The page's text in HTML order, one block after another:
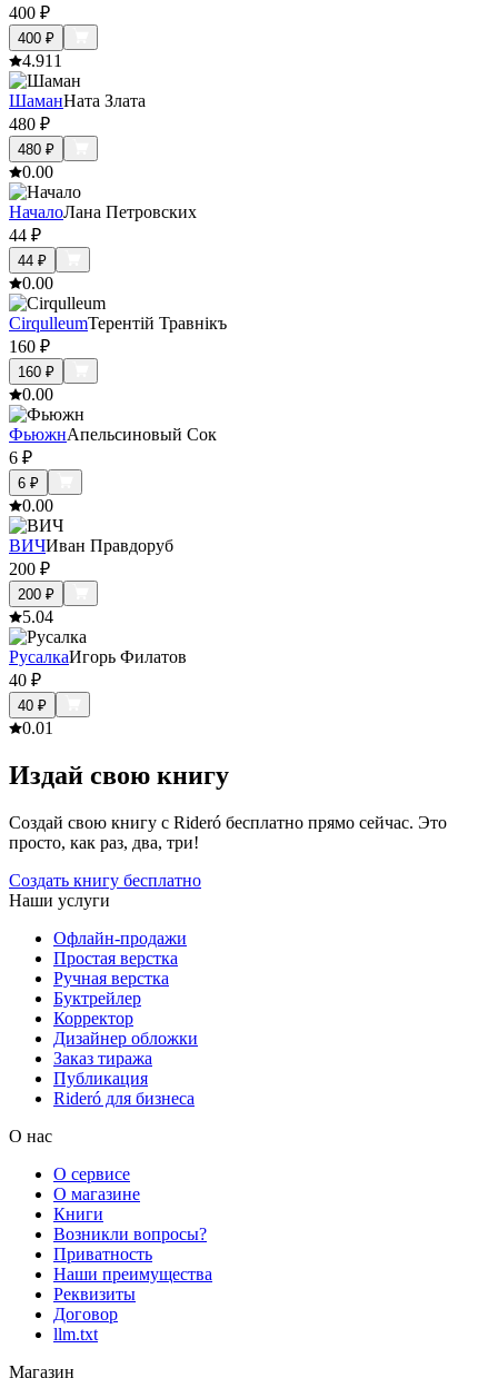
400 ₽
400 ₽
4.911
ШаманНата Злата
480 ₽
480 ₽
0.00
НачалоЛана Петровских
44 ₽
44 ₽
0.00
CirqulleumТерентiй Травнiкъ
160 ₽
160 ₽
0.00
ФьюжнАпельсиновый Сок
6 ₽
6 ₽
0.00
ВИЧИван Правдоруб
200 ₽
200 ₽
5.04
РусалкаИгорь Филатов
40 ₽
40 ₽
0.01
Издай свою книгу
Создай свою книгу с Rideró бесплатно прямо сейчас. Это
просто, как раз, два, три!
Создать книгу бесплатно
Наши услуги
Офлайн-продажи
Простая верстка
Ручная верстка
Буктрейлер
Корректор
Дизайнер обложки
Заказ тиража
Публикация
Rideró для бизнеса
О нас
О сервисе
О магазине
Книги
Возникли вопросы?
Приватность
Наши преимущества
Реквизиты
Договор
llm.txt
Магазин